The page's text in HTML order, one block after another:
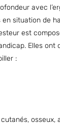
avec
situation de
est
Elles ont
:
osseux,